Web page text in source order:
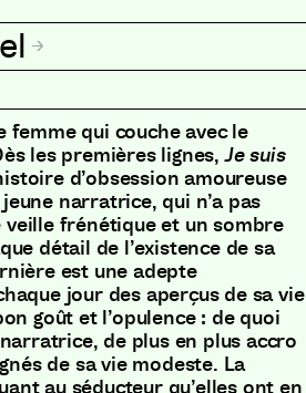
qui couche avec le
les premières lignes,Je suis
d’obsession amoureuse
narratrice, qui n’a pas
frénétique et un sombre
détail de l’existence de sa
est une adepte
jour des aperçus de sa vie
goût et l’opulence : de quoi
de plus en plus accro
de sa vie modeste. La